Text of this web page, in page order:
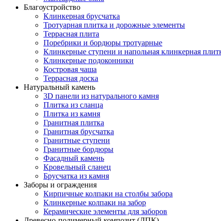
Благоустройство
Клинкерная брусчатка
Тротуарная плитка и дорожные элементы
Террасная плита
Поребрики и бордюры тротуарные
Клинкерные ступени и напольная клинкерная
Клинкерные подоконники
Костровая чаша
Террасная доска
Натуральный камень
3D панели из натурального камня
Плитка из сланца
Плитка из камня
Гранитная плитка
Гранитная брусчатка
Гранитные ступени
Гранитные бордюры
Фасадный камень
Кровельный сланец
Брусчатка из камня
Заборы и ограждения
Кирпичные колпаки на столбы забора
Клинкерные колпаки на забор
Керамические элементы для заборов